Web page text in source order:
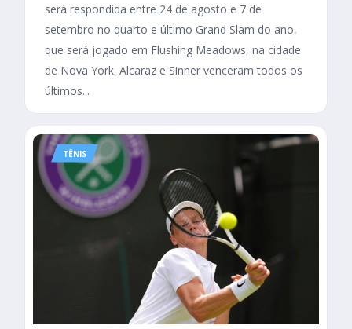
será respondida entre 24 de agosto e 7 de
setembro no quarto e último Grand Slam do ano,
que será jogado em Flushing Meadows, na cidade
de Nova York. Alcaraz e Sinner venceram todos os
últimos...
TÊNIS